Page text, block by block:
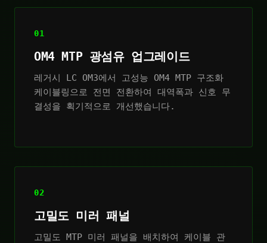
01
OM4 MTP 광섬유 업그레이드
레거시 LC OM3에서 고성능 OM4 MTP 구조화
케이블링으로 전면 전환하여 대역폭과 신호 무
결성을 획기적으로 개선했습니다.
02
고밀도 미러 패널
고밀도 MTP 미러 패널을 배치하여 케이블 관